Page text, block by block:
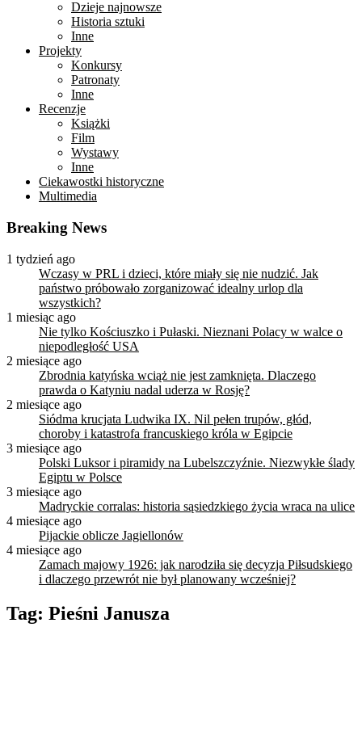
Dzieje najnowsze
Historia sztuki
Inne
Projekty
Konkursy
Patronaty
Inne
Recenzje
Książki
Film
Wystawy
Inne
Ciekawostki historyczne
Multimedia
Breaking News
1 tydzień ago
Wczasy w PRL i dzieci, które miały się nie nudzić. Jak
państwo próbowało zorganizować idealny urlop dla
wszystkich?
1 miesiąc ago
Nie tylko Kościuszko i Pułaski. Nieznani Polacy w walce o
niepodległość USA
2 miesiące ago
Zbrodnia katyńska wciąż nie jest zamknięta. Dlaczego
prawda o Katyniu nadal uderza w Rosję?
2 miesiące ago
Siódma krucjata Ludwika IX. Nil pełen trupów, głód,
choroby i katastrofa francuskiego króla w Egipcie
3 miesiące ago
Polski Luksor i piramidy na Lubelszczyźnie. Niezwykłe ślady
Egiptu w Polsce
3 miesiące ago
Madryckie corralas: historia sąsiedzkiego życia wraca na ulice
4 miesiące ago
Pijackie oblicze Jagiellonów
4 miesiące ago
Zamach majowy 1926: jak narodziła się decyzja Piłsudskiego
i dlaczego przewrót nie był planowany wcześniej?
Tag: Pieśni Janusza